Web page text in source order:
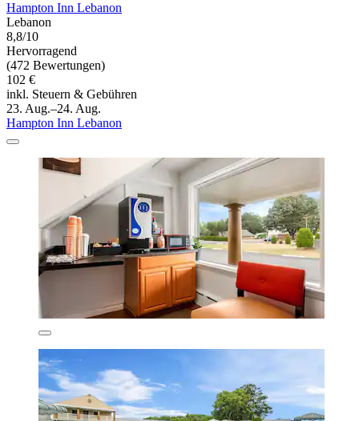
Hampton Inn Lebanon
Lebanon
8,8/10
Hervorragend
(472 Bewertungen)
102 €
inkl. Steuern & Gebühren
23. Aug.–24. Aug.
Hampton Inn Lebanon